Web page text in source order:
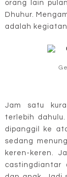
orang lain
Dhuhur.
adalah kegiatan
Jam satu
terlebih
dipanggil ke
sedang
keren-keren.
castingdiantar